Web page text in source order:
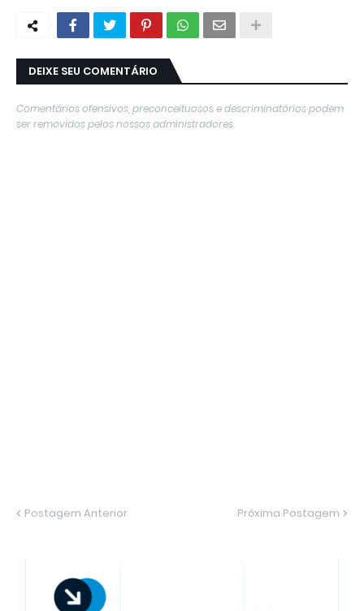
DEIXE SEU COMENTÁRIO
Comentários ofensivos, preconceituosos e descriminatórios podem
ser removidos pelos nossos administradores.
Postagem Anterior Próxima Postagem